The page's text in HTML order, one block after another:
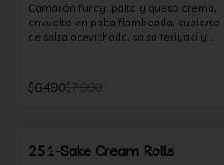
Camarón furay, palta y queso crema,
envuelto en palta flambeada, cubierto
de salsa acevichada, salsa teriyaki y
$6.490$7.990
251-Sake Cream Rolls